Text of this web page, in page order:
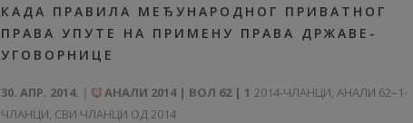
КАДА ПРАВИЛА МЕЂУНАРОДНОГ ПРИВАТНОГ
ПРАВА УПУТЕ НА ПРИМЕНУ ПРАВА ДРЖАВЕ-
УГОВОРНИЦЕ
30. АПР. 2014. АНАЛИ 2014 | ВОЛ 62 | 1 2014-ЧЛАНЦИ, АНАЛИ 62–1-
ЧЛАНЦИ, СВИ ЧЛАНЦИ ОД 2014